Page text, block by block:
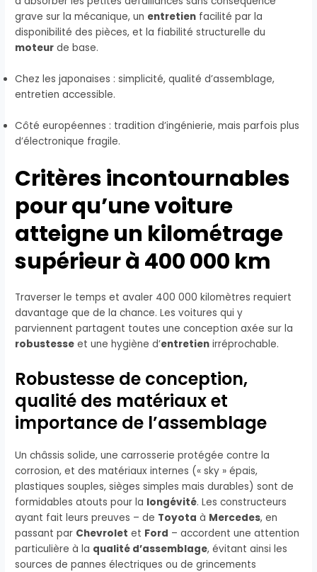
grave sur la mécanique, un entretien facilité par la
disponibilité des pièces, et la fiabilité structurelle du
moteur de base.
Chez les japonaises : simplicité, qualité d’assemblage,
entretien accessible.
Côté européennes : tradition d’ingénierie, mais parfois plus
d’électronique fragile.
Critères incontournables
pour qu’une voiture
atteigne un kilométrage
supérieur à 400 000 km
Traverser le temps et avaler 400 000 kilomètres requiert
davantage que de la chance. Les voitures qui y
parviennent partagent toutes une conception axée sur la
robustesse et une hygiène d’entretien irréprochable.
Robustesse de conception,
qualité des matériaux et
importance de l’assemblage
Un châssis solide, une carrosserie protégée contre la
corrosion, et des matériaux internes (« sky » épais,
plastiques souples, sièges simples mais durables) sont de
formidables atouts pour la longévité. Les constructeurs
ayant fait leurs preuves – de Toyota à Mercedes, en
passant par Chevrolet et Ford – accordent une attention
particulière à la qualité d’assemblage, évitant ainsi les
sources de pannes électriques ou de grincements